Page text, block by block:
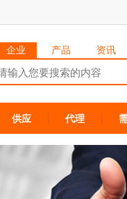
企业 产品 资讯
供应 代理